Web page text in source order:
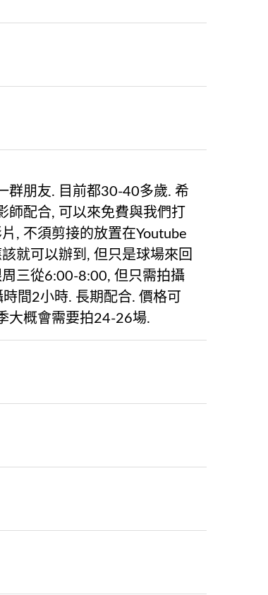
群朋友. 目前都30-40多歲. 希
配合, 可以來免費與我們打
, 不須剪接的放置在Youtube
就可以辦到, 但只是球場來回
三從6:00-8:00, 但只需拍攝
間2小時. 長期配合. 價格可
大概會需要拍24-26場.